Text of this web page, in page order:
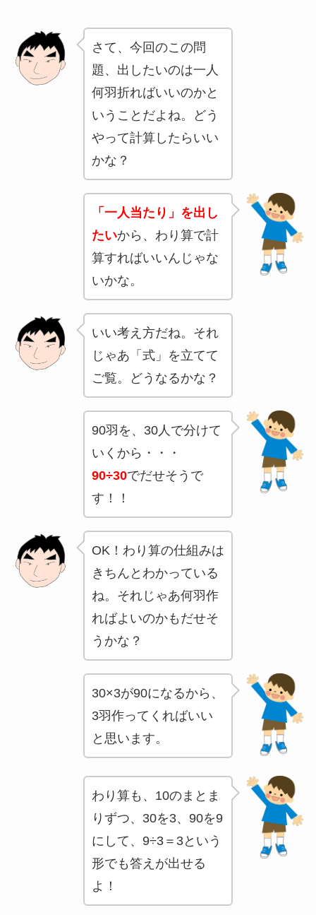
さて、今回のこの問
題、出したいのは一人
何羽折ればいいのかと
いうことだよね。どう
やって計算したらいい
かな？
「一人当たり」を出し
たいから、わり算で計
算すればいいんじゃな
いかな。
いい考え方だね。それ
じゃあ「式」を立てて
ご覧。どうなるかな？
90羽を、30人で分けて
いくから・・・
90÷30でだせそうで
す！！
OK！わり算の仕組みは
きちんとわかっている
ね。それじゃあ何羽作
ればよいのかもだせそ
うかな？
30×3が90になるから、
3羽作ってくればいい
と思います。
わり算も、10のまとま
りずつ、30を3、90を9
にして、9÷3＝3という
形でも答えが出せる
よ！